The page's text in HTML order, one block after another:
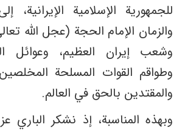
للجمهورية الإسلامية
والزمان الإمام الحجة (عجل الله
وشعب إيران العظيم، وعوائل
وطواقم القوات المسلحة
والمقتدين بالحق في العالم.
وبهذه المناسبة، إذ نشكر